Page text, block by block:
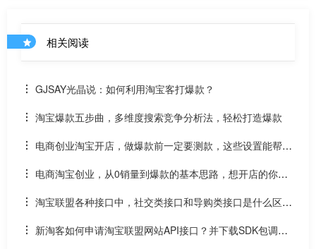
相关阅读
GJSAY光晶说：如何利用淘宝客打爆款？
淘宝爆款五步曲，多维度搜索竞争分析法，轻松打造爆款
电商创业淘宝开店，做爆款前一定要测款，这些设置能帮到
您 电商淘宝创业，从0销量到爆款的基本思路，想开店的你必
须要了解
淘宝联盟各种接口中，社交类接口和导购类接口是什么区
别？新淘客如何申请淘宝联盟网站API接口？并下载SDK包调用A